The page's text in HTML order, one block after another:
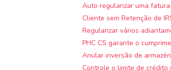
Auto regularizar uma
Cliente sem Retenção de
Regularizar vários
PHC CS garante o
Anular inversão de
Controle o limite de crédito